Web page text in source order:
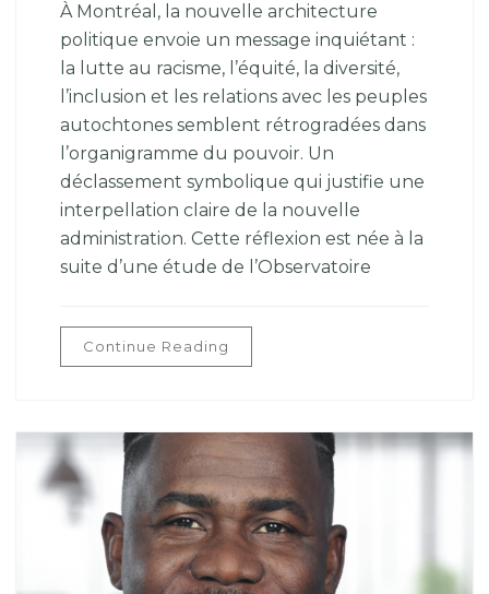
À Montréal, la nouvelle architecture
politique envoie un message inquiétant :
la lutte au racisme, l’équité, la diversité,
l’inclusion et les relations avec les peuples
autochtones semblent rétrogradées dans
l’organigramme du pouvoir. Un
déclassement symbolique qui justifie une
interpellation claire de la nouvelle
administration. Cette réflexion est née à la
suite d’une étude de l’Observatoire
Continue Reading